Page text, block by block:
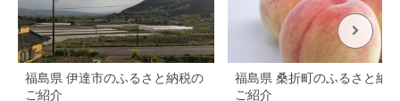
福島県 伊達市のふるさと納税の
ご紹介
福島県 桑折町のふるさと納
ご紹介